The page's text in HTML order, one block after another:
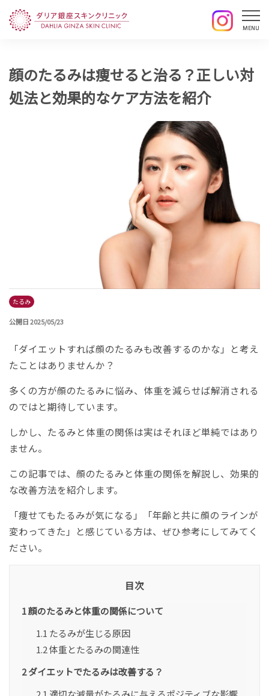
顔のたるみは痩せると治る？正しい対
処法と効果的なケア方法を紹介
たるみ
公開日 2025/05/23
「ダイエットすれば顔のたるみも改善するのかな」と考え
たことはありませんか？
多くの方が顔のたるみに悩み、体重を減らせば解消される
のではと期待しています。
しかし、たるみと体重の関係は実はそれほど単純ではあり
ません。
この記事では、顔のたるみと体重の関係を解説し、効果的
な改善方法を紹介します。
「痩せてもたるみが気になる」「年齢と共に顔のラインが
変わってきた」と感じている方は、ぜひ参考にしてみてく
ださい。
目次
1顔のたるみと体重の関係について
1.1 たるみが生じる原因
1.2体重とたるみの関連性
2ダイエットでたるみは改善する？